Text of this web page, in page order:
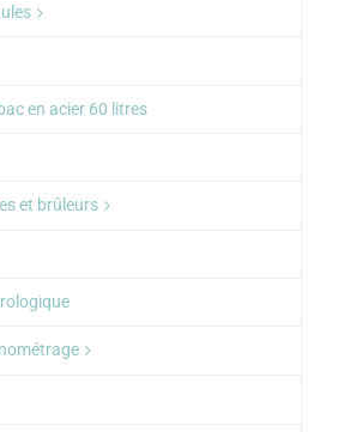
en acier 60 litres
et brûleurs